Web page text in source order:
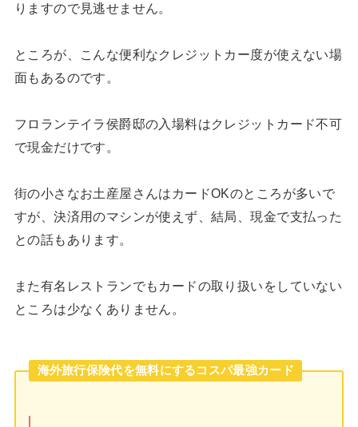
りますので見逃せません。
ところが、こんな便利なクレジットカー度が使えない場
面もあるのです。
フロランテイラ侯爵邸の入場料はクレジットカード不可
で現金だけです。
街の小さなお土産屋さんはカードOKのところが多いで
すが、決済用のマシンが使えず、結局、現金で支払った
との話もあります。
また有名レストランでもカードの取り扱いをしていない
ところは少なくありません。
海外旅行保険代を無料にするコスパ最強カード